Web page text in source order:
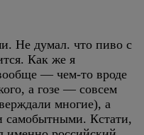
Не думал. что пиво с
Как же я
— чем-то вроде
а гозе — совсем
многие), а
самобытными. Кстати,